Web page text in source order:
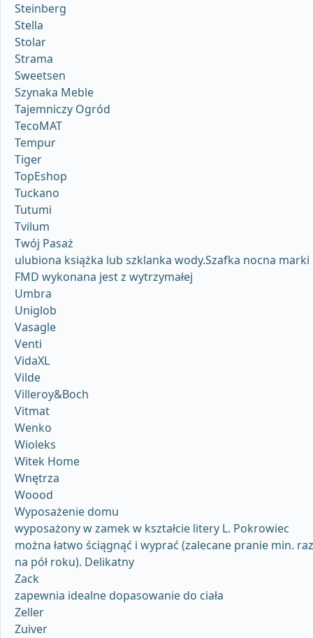
Steinberg
Stella
Stolar
Strama
Sweetsen
Szynaka Meble
Tajemniczy Ogród
TecoMAT
Tempur
Tiger
TopEshop
Tuckano
Tutumi
Tvilum
Twój Pasaż
ulubiona książka lub szklanka wody.Szafka nocna marki
FMD wykonana jest z wytrzymałej
Umbra
Uniglob
Vasagle
Venti
VidaXL
Vilde
Villeroy&Boch
Vitmat
Wenko
Wioleks
Witek Home
Wnętrza
Woood
Wyposażenie domu
wyposażony w zamek w kształcie litery L. Pokrowiec
można łatwo ściągnąć i wyprać (zalecane pranie min. raz
na pół roku). Delikatny
Zack
zapewnia idealne dopasowanie do ciała
Zeller
Zuiver